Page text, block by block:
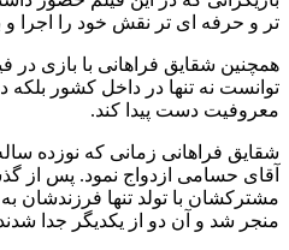
تر و حرفه ای تر نقش خود را اجرا و
توانست نه تنها در داخل کشور بلکه
معروفیت دست پیدا کند.
آقای حسامی ازدواج نمود. پس از
مشترکشان با تولد تنها فرزندشان
منجر شد و آن دو از یکدیگر جدا